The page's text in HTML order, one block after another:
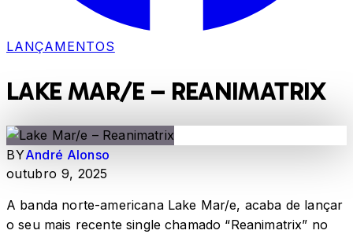
LANÇAMENTOS
LAKE MAR/E – REANIMATRIX
BYAndré Alonso
outubro 9, 2025
A banda norte-americana Lake Mar/e, acaba de lançar
o seu mais recente single chamado “Reanimatrix” no